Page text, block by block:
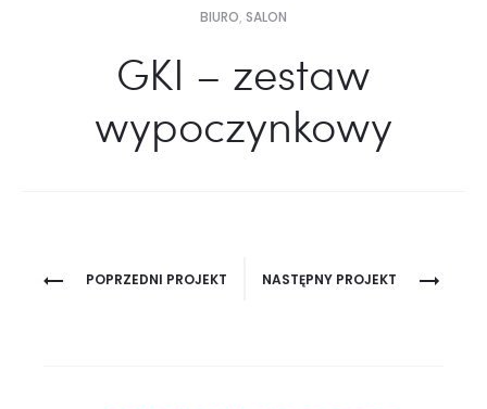
BIURO, SALON
GKI – zestaw
wypoczynkowy
ProjectPOPRZEDNI PROJEKT NASTĘPNY PROJEKT